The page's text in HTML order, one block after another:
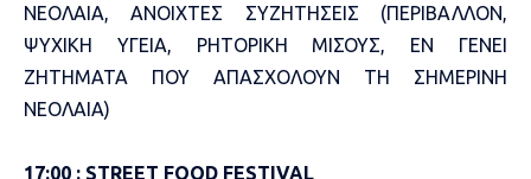
ΝΕΟΛΑΙΑ, ΑΝΟΙΧΤΕΣ ΣΥΖΗΤΗΣΕΙΣ (ΠΕΡΙΒΑΛΛΟΝ,
ΨΥΧΙΚΗ ΥΓΕΙΑ, ΡΗΤΟΡΙΚΗ ΜΙΣΟΥΣ, ΕΝ ΓΕΝΕΙ
ΖΗΤΗΜΑΤΑ ΠΟΥ ΑΠΑΣΧΟΛΟΥΝ ΤΗ ΣΗΜΕΡΙΝΗ
ΝΕΟΛΑΙΑ)
17:00 : STREET FOOD FESTIVAL